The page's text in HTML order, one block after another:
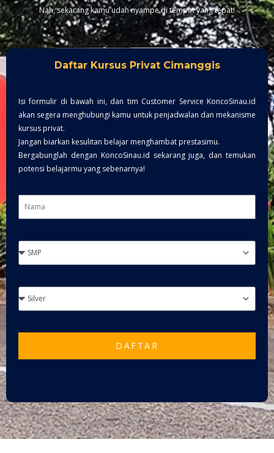
Nah, sekarang kamu udah nyampe di tempat yang tepat!
Daftar Kursus Privat Cimanggis
Isi formulir di bawah ini, dan tim Customer Service KoncoSinau.id
akan segera menghubungi kamu untuk penjadwalan dan mekanisme
kursus privat.
Jangan biarkan kesulitan belajar menghambat prestasimu.
Bergabunglah dengan KoncoSinau.id sekarang juga, dan temukan
potensi belajarmu yang sebenarnya!
DAFTAR